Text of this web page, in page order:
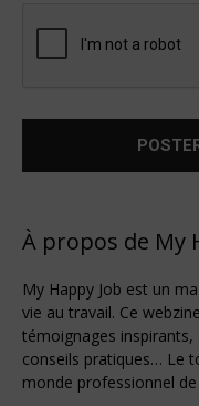
À propos de My
My Happy Job est un
vie au travail. Ce
témoignages inspirants,
conseils pratiques… Le
monde professionnel